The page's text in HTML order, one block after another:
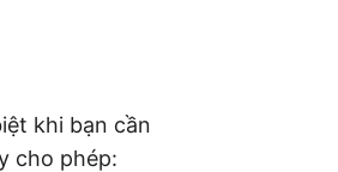
khi bạn cần
cho phép: